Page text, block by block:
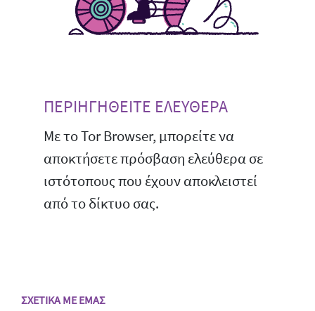
ΠΕΡΙΗΓΗΘΕΙΤΕ ΕΛΕΥΘΕΡΑ
Με το Tor Browser, μπορείτε να
αποκτήσετε πρόσβαση ελεύθερα σε
ιστότοπους που έχουν αποκλειστεί
από το δίκτυο σας.
ΣΧΕΤΙΚΑ ΜΕ ΕΜΑΣ